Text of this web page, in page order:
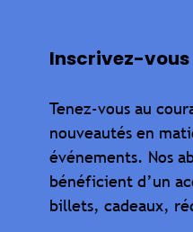
Inscrivez-vous
Tenez-vous au
nouveautés en
événements. Nos
bénéficient d’un
billets, cadeaux,